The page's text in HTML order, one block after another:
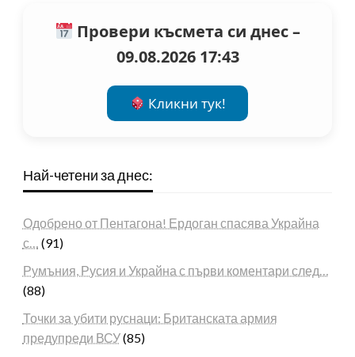
Провери късмета си днес –
09.08.2026 17:43
Кликни тук!
Най-четени за днес:
Одобрено от Пентагона! Ердоган спасява Украйна
с… (91)
Румъния, Русия и Украйна с първи коментари след…
(88)
Точки за убити руснаци: Британската армия
предупреди ВСУ(85)